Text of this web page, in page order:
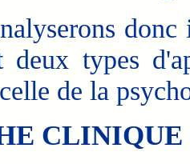
donc
deux types
de la
CLINIQUE